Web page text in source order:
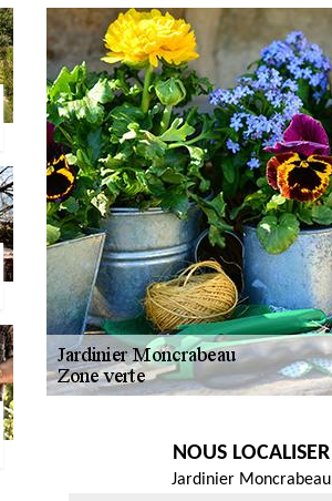
NOUS LOCALISER
Jardinier Moncrabeau